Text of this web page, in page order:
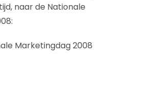
naar de Nationale
Marketingdag 2008